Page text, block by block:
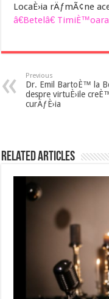
LocaÈ›ia rÄƒmÃ¢ne
â€Betelâ€
Previous
Dr. Emil BartoÈ™ la
despre virtuÈ›ile
curÄƒÈ›ia
Related Articles